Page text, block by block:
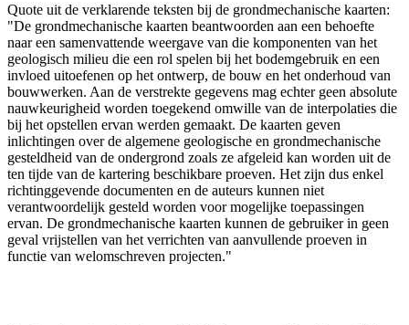
Quote uit de verklarende teksten bij de grondmechanische kaarten:
"De grondmechanische kaarten beantwoorden aan een behoefte
naar een samenvattende weergave van die komponenten van het
geologisch milieu die een rol spelen bij het bodemgebruik en een
invloed uitoefenen op het ontwerp, de bouw en het onderhoud van
bouwwerken. Aan de verstrekte gegevens mag echter geen absolute
nauwkeurigheid worden toegekend omwille van de interpolaties die
bij het opstellen ervan werden gemaakt. De kaarten geven
inlichtingen over de algemene geologische en grondmechanische
gesteldheid van de ondergrond zoals ze afgeleid kan worden uit de
ten tijde van de kartering beschikbare proeven. Het zijn dus enkel
richtinggevende documenten en de auteurs kunnen niet
verantwoordelijk gesteld worden voor mogelijke toepassingen
ervan. De grondmechanische kaarten kunnen de gebruiker in geen
geval vrijstellen van het verrichten van aanvullende proeven in
functie van welomschreven projecten."